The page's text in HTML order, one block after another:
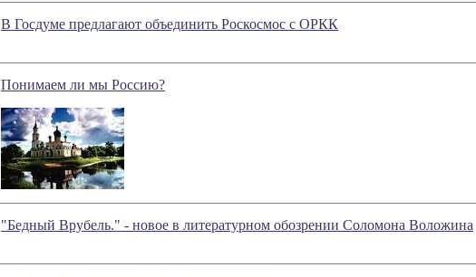
В Госдуме предлагают объединить Роскосмос с ОРКК
Понимаем ли мы Россию?
"Бедный Врубель." - новое в литературном обозрении Соломона Воложина